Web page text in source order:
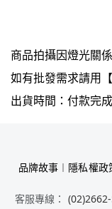
商品拍攝因燈光關
如有批發需求請用
出貨時間：付款完
品牌故事 ︱ 隱私權政
客服專線：